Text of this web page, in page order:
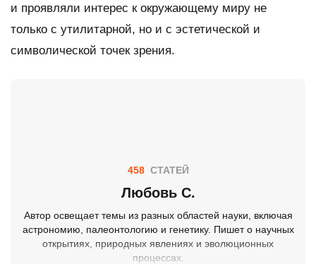
и проявляли интерес к окружающему миру не
только с утилитарной, но и с эстетической и
символической точек зрения.
Любовь С.
458 СТАТЕЙ
Автор освещает темы из разных областей науки, включая
астрономию, палеонтологию и генетику. Пишет о научных
открытиях, природных явлениях и эволюционных
процессах.